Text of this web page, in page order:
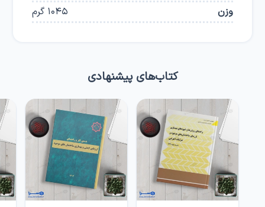
وزن
1045 گرم
کتاب‌های پیشنهادی